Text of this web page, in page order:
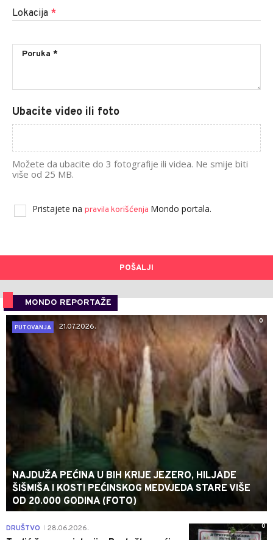
Lokacija *
Ubacite video ili foto
Možete da ubacite do 3 fotografije ili videa. Ne smije biti
više od 25 MB.
Pristajete na pravila korišćenja Mondo portala.
POŠALJI
MONDO REPORTAŽE
0
PUTOVANJA
21.07.2026.
NAJDUŽA PEĆINA U BIH KRIJE JEZERO, HILJADE
ŠIŠMIŠA I KOSTI PEĆINSKOG MEDVJEDA STARE VIŠE
OD 20.000 GODINA (FOTO)
0
DRUŠTVO 28.06.2026.